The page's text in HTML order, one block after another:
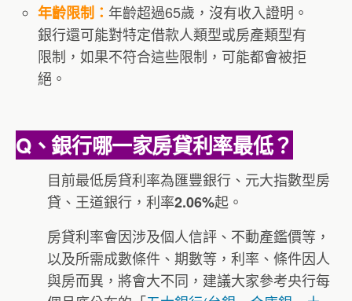
年齡限制：年齡超過65歲，沒有收入證明。
銀行還可能對特定借款人類型或房產類型有
限制，如果不符合這些限制，可能都會被拒
絕。
Q、銀行哪一家房貸利率最低？
目前最低房貸利率為匯豐銀行、元大指數型房
貸、王道銀行，利率2.06%起。
房貸利率會因涉及個人信評、不動產鑑價等，
以及所需成數條件、期數等，利率、條件因人
與房而異，將會大不同，建議大家參考央行每